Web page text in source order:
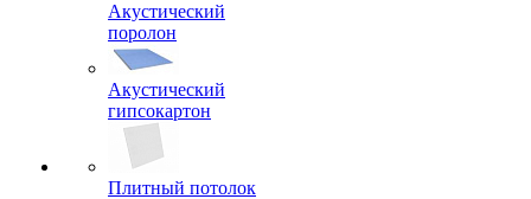
Акустический
поролон
Акустический
гипсокартон
Плитный потолок